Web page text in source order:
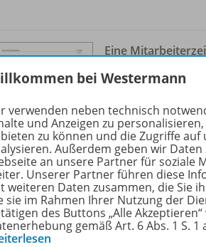
Eine
Ausgabe 4/2022
Sofort
Dateiformat:
bei Westermann
verwenden neben technisch
und Anzeigen zu
zu können und die Zugriffe auf
Außerdem geben wir
an unsere Partner für soziale
Unserer Partner führen diese
weiteren Daten zusammen, die Sie
sie im Rahmen Ihrer Nutzung der
des Buttons „Alle
gemäß Art. 6 Abs. 1 S. 1